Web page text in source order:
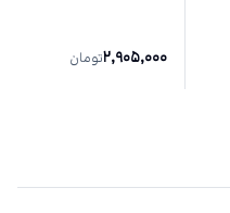
2,905,000تومان